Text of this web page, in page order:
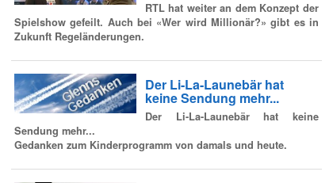
RTL hat weiter an dem Konzept der
Spielshow gefeilt. Auch bei «Wer wird Millionär?» gibt es in
Zukunft Regeländerungen.
Der Li-La-Launebär hat
keine Sendung mehr...
Der Li-La-Launebär hat keine
Sendung mehr...
Gedanken zum Kinderprogramm von damals und heute.